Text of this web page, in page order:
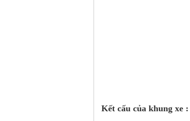
Liên
Kết cấu của khung xe :